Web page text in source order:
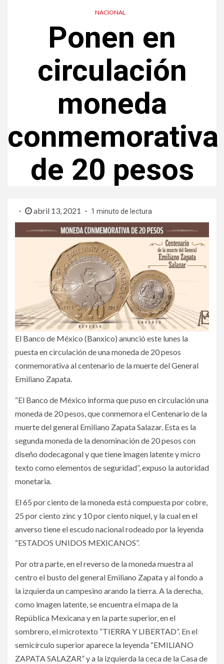
NACIONAL
Ponen en
circulación
moneda
conmemorativa
de 20 pesos
abril 13, 2021 1 minuto de lectura
El Banco de México (Banxico) anunció este lunes la
puesta en circulación de una moneda de 20 pesos
conmemorativa al centenario de la muerte del General
Emiliano Zapata.
“El Banco de México informa que puso en circulación una
moneda de 20 pesos, que conmemora el Centenario de la
muerte del general Emiliano Zapata Salazar. Esta es la
segunda moneda de la denominación de 20 pesos con
diseño dodecagonal y que tiene imagen latente y micro
texto como elementos de seguridad”, expuso la autoridad
monetaria.
El 65 por ciento de la moneda está compuesta por cobre,
25 por ciento zinc y 10 por ciento níquel, y la cual en el
anverso tiene el escudo nacional rodeado por la leyenda
“ESTADOS UNIDOS MEXICANOS”.
Por otra parte, en el reverso de la moneda muestra al
centro el busto del general Emiliano Zapata y al fondo a
la izquierda un campesino arando la tierra. A la derecha,
como imagen latente, se encuentra el mapa de la
República Mexicana y en la parte superior, en el
sombrero, el microtexto “TIERRA Y LIBERTAD”. En el
semicírculo superior aparece la leyenda “EMILIANO
ZAPATA SALAZAR” y a la izquierda la ceca de la Casa de